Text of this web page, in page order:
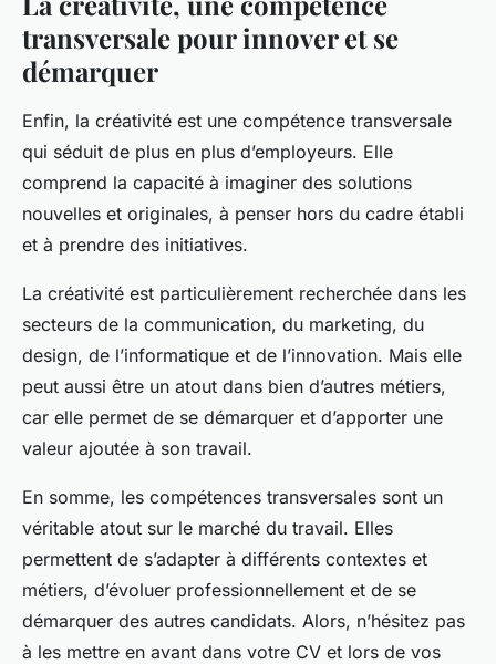
transversale pour innover et se
démarquer
Enfin, la créativité est une compétence transversale
qui séduit de plus en plus d’employeurs. Elle
comprend la capacité à imaginer des solutions
nouvelles et originales, à penser hors du cadre établi
et à prendre des initiatives.
La créativité est particulièrement recherchée dans les
secteurs de la communication, du marketing, du
design, de l’informatique et de l’innovation. Mais elle
peut aussi être un atout dans bien d’autres métiers,
car elle permet de se démarquer et d’apporter une
valeur ajoutée à son travail.
En somme, les compétences transversales sont un
véritable atout sur le marché du travail. Elles
permettent de s’adapter à différents contextes et
métiers, d’évoluer professionnellement et de se
démarquer des autres candidats. Alors, n’hésitez pas
à les mettre en avant dans votre CV et lors de vos